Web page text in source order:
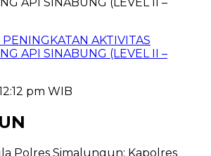
AKTIVITAS
API SINABUNG (LEVEL II –
pm WIB